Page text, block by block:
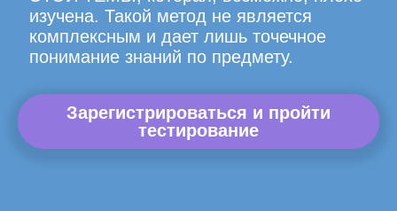
изучена. Такой метод не является
комплексным и дает лишь точечное
понимание знаний по предмету.
Зарегистрироваться и пройти
тестирование